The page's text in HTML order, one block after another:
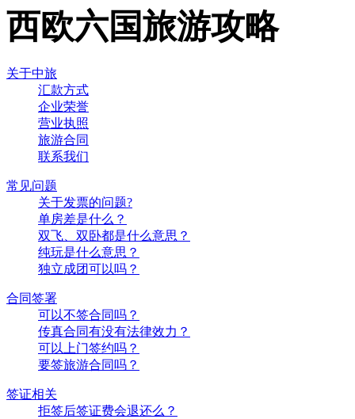
西欧六国旅游攻略
关于中旅
汇款方式
企业荣誉
营业执照
旅游合同
联系我们
常见问题
关于发票的问题?
单房差是什么？
双飞、双卧都是什么意思？
纯玩是什么意思？
独立成团可以吗？
合同签署
可以不签合同吗？
传真合同有没有法律效力？
可以上门签约吗？
要签旅游合同吗？
签证相关
拒签后签证费会退还么？